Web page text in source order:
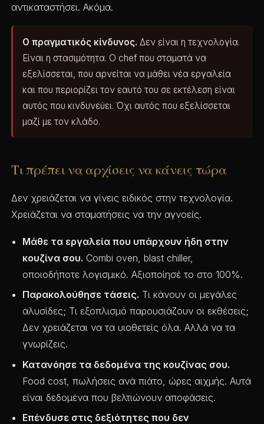
αντικαταστήσει. Ακόμα.
Ο πραγματικός κίνδυνος. Δεν είναι η τεχνολογία.
Είναι η στασιμότητα. Ο chef που σταματά να
εξελίσσεται, που αρνείται να μάθει νέα εργαλεία
και που περιορίζει τον εαυτό του σε εκτέλεση είναι
αυτός που κινδυνεύει. Όχι αυτός που εξελίσσεται
μαζί με τον κλάδο.
Τι πρέπει να αρχίσεις να κάνεις τώρα
Δεν χρειάζεται να γίνεις ειδικός στην τεχνολογία.
Χρειάζεται να σταματήσεις να την αγνοείς.
Μάθε τα εργαλεία που υπάρχουν ήδη στην
κουζίνα σου. Combi oven, blast chiller,
οποιοδήποτε λογισμικό. Αξιοποίησέ το στο 100%.
Παρακολούθησε τάσεις. Τι κάνουν οι μεγάλες
αλυσίδες; Τι εξοπλισμό παρουσιάζουν οι εκθέσεις;
Δεν χρειάζεται να τα υιοθετείς όλα. Αλλά να τα
γνωρίζεις.
Κατανόησε τα δεδομένα της κουζίνας σου.
Food cost, πωλήσεις ανά πιάτο, ώρες αιχμής. Αυτά
είναι δεδομένα που βελτιώνουν αποφάσεις.
Επένδυσε στις δεξιότητες που δεν